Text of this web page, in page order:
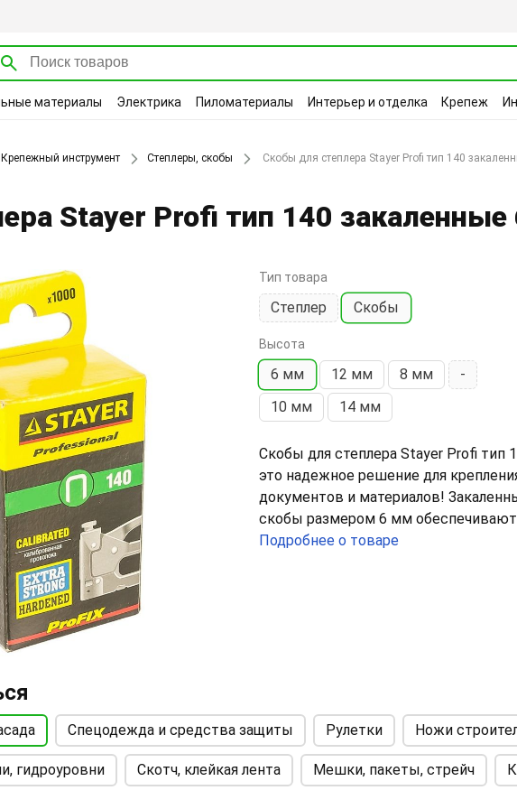
материалы Электрика Пиломатериалы Интерьер и отделка Крепеж
Крепежный инструмент Степлеры, скобы Скобы для степлера Stayer Profi тип 140
Stayer Profi тип 140
Тип товара
Степлер Скобы
Высота
6 мм 12 мм 8 мм
-
10 мм
14 мм
Скобы для степлера Stayer Profi тип
это надежное решение для
документов и материалов!
скобы размером 6 мм обеспечивают
прочность соединения и
высококачественной стали с
дополнительной закалкой, они
гарантируют устойчивость к
долгий срок службы. Благодаря
Подробнее о товаре
Спецодежда и средства защиты Рулетки Ножи
гидроуровни Скотч, клейкая лента Мешки, пакеты, стрейч